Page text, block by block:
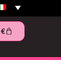
€